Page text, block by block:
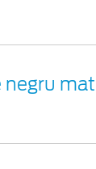
negru mat